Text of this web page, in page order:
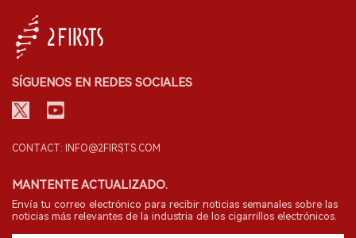
SÍGUENOS EN REDES SOCIALES
CONTACT: INFO@2FIRSTS.COM
MANTENTE ACTUALIZADO.
Envía tu correo electrónico para recibir noticias semanales sobre las
noticias más relevantes de la industria de los cigarrillos electrónicos.